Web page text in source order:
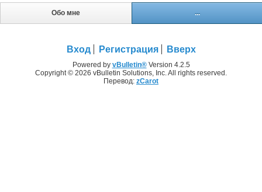
Обо мне ...
Вход Регистрация Вверх
Powered by vBulletin®Version 4.2.5
Copyright © 2026 vBulletin Solutions, Inc. All rights reserved.
Перевод: zCarot